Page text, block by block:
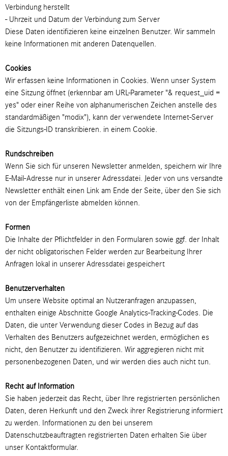
Verbindung herstellt
- Uhrzeit und Datum der Verbindung zum Server
Diese Daten identifizieren keine einzelnen Benutzer. Wir sammeln
keine Informationen mit anderen Datenquellen.
Cookies
Wir erfassen keine Informationen in Cookies. Wenn unser System
eine Sitzung öffnet (erkennbar am URL-Parameter "& request_uid =
yes" oder einer Reihe von alphanumerischen Zeichen anstelle des
standardmäßigen "modix"), kann der verwendete Internet-Server
die Sitzungs-ID transkribieren. in einem Cookie.
Rundschreiben
Wenn Sie sich für unseren Newsletter anmelden, speichern wir Ihre
E-Mail-Adresse nur in unserer Adressdatei. Jeder von uns versandte
Newsletter enthält einen Link am Ende der Seite, über den Sie sich
von der Empfängerliste abmelden können.
Formen
Die Inhalte der Pflichtfelder in den Formularen sowie ggf. der Inhalt
der nicht obligatorischen Felder werden zur Bearbeitung Ihrer
Anfragen lokal in unserer Adressdatei gespeichert
Benutzerverhalten
Um unsere Website optimal an Nutzeranfragen anzupassen,
enthalten einige Abschnitte Google Analytics-Tracking-Codes. Die
Daten, die unter Verwendung dieser Codes in Bezug auf das
Verhalten des Benutzers aufgezeichnet werden, ermöglichen es
nicht, den Benutzer zu identifizieren. Wir aggregieren nicht mit
personenbezogenen Daten, und wir werden dies auch nicht tun.
Recht auf Information
Sie haben jederzeit das Recht, über Ihre registrierten persönlichen
Daten, deren Herkunft und den Zweck ihrer Registrierung informiert
zu werden. Informationen zu den bei unserem
Datenschutzbeauftragten registrierten Daten erhalten Sie über
unser Kontaktformular.